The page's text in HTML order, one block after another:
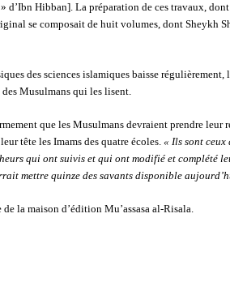
Hibban]. La préparation de ces travaux,
se composait de huit volumes, dont Sheykh
des sciences islamiques baisse régulièrement,
Musulmans qui les lisent.
que les Musulmans devraient prendre
tête les Imams des quatre écoles. « Ils sont ceux
qui ont suivis et qui ont modifié et complété
mettre quinze des savants disponible
la maison d’édition Mu’assasa al-Risala.